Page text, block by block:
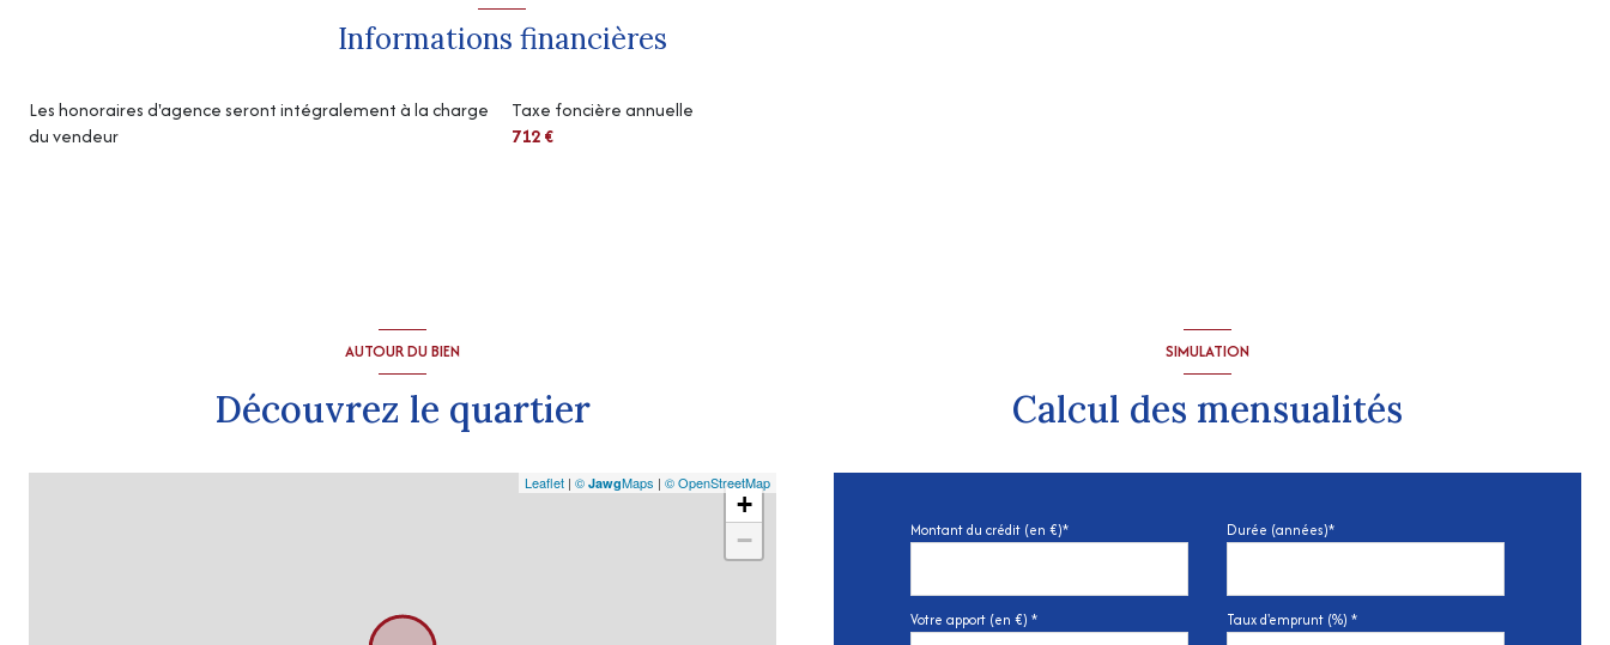
Informations financières
Les honoraires d'agence seront intégralement à la charge
du vendeur
Taxe foncière annuelle
712 €
AUTOUR DU BIEN
Découvrez le quartier
+
−
Leaflet | © JawgMaps | © OpenStreetMap
SIMULATION
Calcul des mensualités
Montant du crédit (en €)* Durée (années)*
Votre apport (en €) * Taux d'emprunt (%) *